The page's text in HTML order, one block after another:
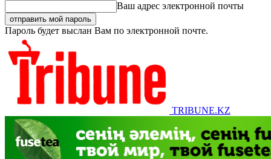
Ваш адрес электронной почты
Пароль будет выслан Вам по электронной почте.
TRIBUNE.KZ